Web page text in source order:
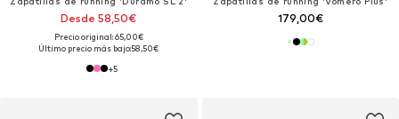
Desde 58,50€
Precio original: 65,00€
Último precio más bajo:58,50€
+5
179,00€